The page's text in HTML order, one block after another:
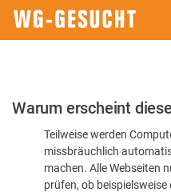
Bitte
dass
Warum erscheint
Teilweise werden
missbräuchlich
machen. Alle Webseiten
prüfen, ob